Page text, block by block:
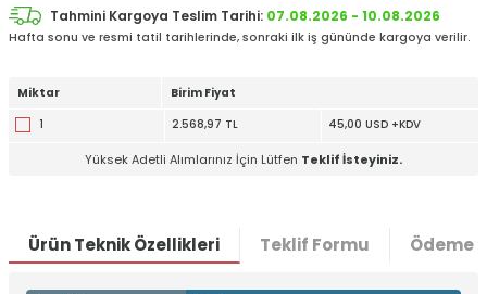
Tahmini Kargoya Teslim Tarihi: 07.08.2026 - 10.08.2026
Hafta sonu ve resmi tatil tarihlerinde, sonraki ilk iş gününde kargoya verilir.
Miktar
Birim Fiyat
1
2.568,97 TL 45,00 USD +KDV
Yüksek Adetli Alımlarınız İçin Lütfen Teklif İsteyiniz.
Ürün Teknik Özellikleri Teklif Formu Ödeme